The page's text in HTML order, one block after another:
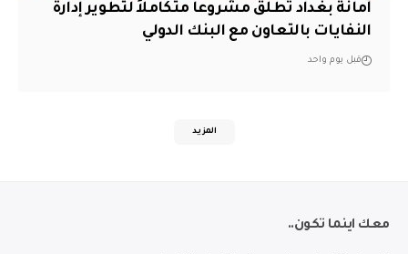
أمانة بغداد تطلق مشروعاً متكاملاً لتطوير إدارة
النفايات بالتعاون مع البنك الدولي
قبل يوم واحد
المزيد
معك اينما تكون..